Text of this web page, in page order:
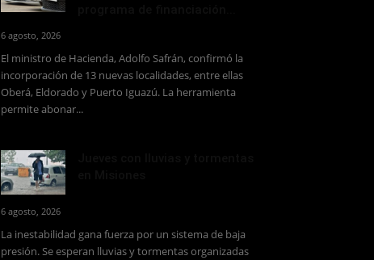
6 agosto, 2026
El ministro de Hacienda, Adolfo Safrán, confirmó la
incorporación de 13 nuevas localidades, entre ellas
Oberá, Eldorado y Puerto Iguazú. La herramienta
permite abonar...
6 agosto, 2026
La inestabilidad gana fuerza por un sistema de baja
presión. Se esperan lluvias y tormentas organizadas